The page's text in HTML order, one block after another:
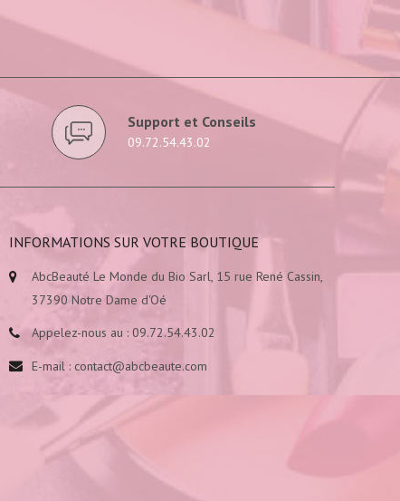
Support et Conseils
09.72.54.43.02
INFORMATIONS SUR VOTRE BOUTIQUE
AbcBeauté Le Monde du Bio Sarl, 15 rue René Cassin,
37390 Notre Dame d'Oé
Appelez-nous au : 09.72.54.43.02
E-mail : contact@abcbeaute.com